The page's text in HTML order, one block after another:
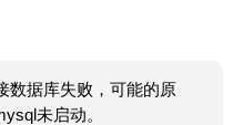
数据库失败，可能的原
未启动。